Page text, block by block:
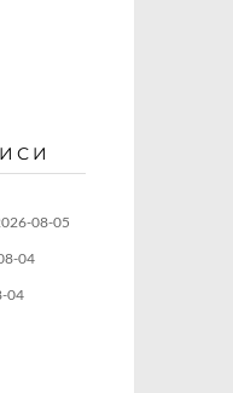
08-05
04
04